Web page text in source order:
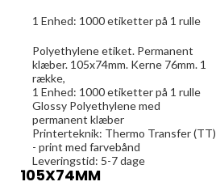
1 Enhed: 1000etiketter på 1 rulle
Polyethylene etiket. Permanent
klæber. 105x74mm. Kerne 76mm. 1
række,
1 Enhed: 1000etiketter på 1 rulle
Glossy Polyethylene med
permanent klæber
Printerteknik: Thermo Transfer (TT)
- print med farvebånd
Leveringstid: 5-7 dage
105X74MM